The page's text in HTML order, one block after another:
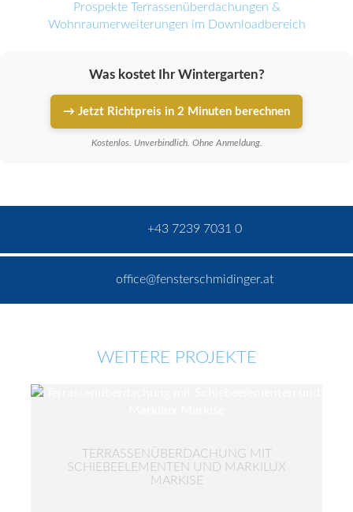
Prospekte Terrassenüberdachungen &
Wohnraumerweiterungen im Downloadbereich
Was kostet Ihr Wintergarten?
→ Jetzt Richtpreis in 2 Minuten berechnen
Kostenlos. Unverbindlich. Ohne Anmeldung.
+43 7239 7031 0
office@fensterschmidinger.at
WEITERE PROJEKTE
TERRASSENÜBERDACHUNG MIT
SCHIEBEELEMENTEN UND MARKILUX
MARKISE